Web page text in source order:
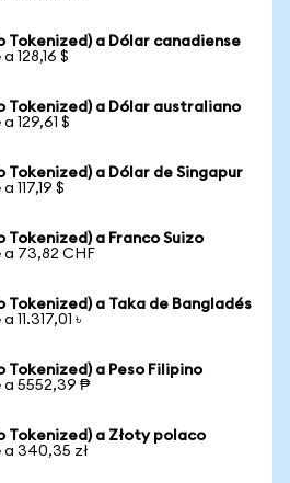
Tokenized) a Dólar canadiense
128,16 $
Tokenized) a Dólar australiano
129,61 $
Tokenized) a Dólar de Singapur
117,19 $
Tokenized) a Franco Suizo
a 73,82 CHF
Tokenized) a Taka de Bangladés
11.317,01 ৳
Tokenized) a Peso Filipino
a 5552,39 ₱
Tokenized) a Złoty polaco
a 340,35 zł